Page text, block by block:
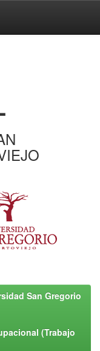
San Gregorio
(Trabajo